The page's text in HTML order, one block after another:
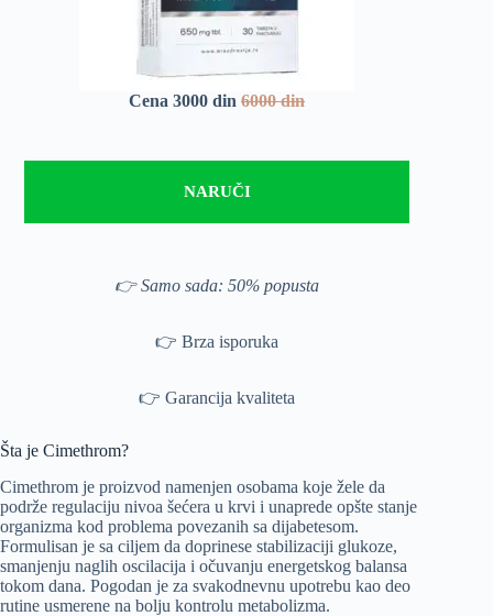
Cena 3000 din6000 din
NARUČI
👉 Samo sada: 50% popusta
👉 Brza isporuka
👉 Garancija kvaliteta
Šta je Cimethrom?
Cimethrom je proizvod namenjen osobama koje žele da
podrže regulaciju nivoa šećera u krvi i unaprede opšte stanje
organizma kod problema povezanih sa dijabetesom.
Formulisan je sa ciljem da doprinese stabilizaciji glukoze,
smanjenju naglih oscilacija i očuvanju energetskog balansa
tokom dana. Pogodan je za svakodnevnu upotrebu kao deo
rutine usmerene na bolju kontrolu metabolizma.